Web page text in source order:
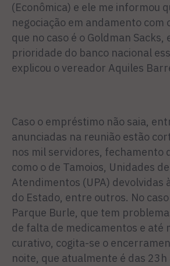
(Econômica) e ele me informou
negociação em andamento com
que no caso é o Goldman Sacks,
prioridade do banco nacional
explicou o ve­reador Aquiles
Caso o empréstimo não saia,
anunciadas na reunião estão
nos mil servidores, fechamento
como o de Tamoios, Unidades
Atendimen­tos (UPA) devolvidas
do Estado, entre outros. No
Parque Bur­le, que tem
de falta de medicamentos e até
curativo, cogi­ta-se o
noite, que atualmente é das 23h